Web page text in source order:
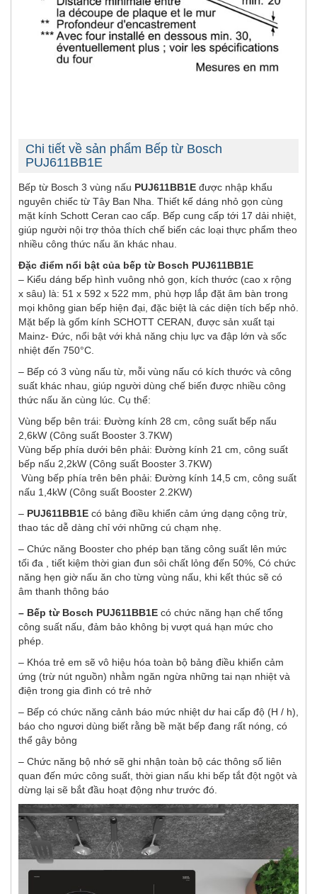
Chi tiết về sản phẩm Bếp từ Bosch
PUJ611BB1E
Bếp từ Bosch 3 vùng nấu PUJ611BB1E được nhập khẩu
nguyên chiếc từ Tây Ban Nha. Thiết kế dáng nhỏ gọn cùng
mặt kính Schott Ceran cao cấp. Bếp cung cấp tới 17 dải nhiệt,
giúp người nội trợ thỏa thích chế biến các loại thực phẩm theo
nhiều công thức nấu ăn khác nhau.
Đặc điểm nổi bật của bếp từ Bosch PUJ611BB1E
– Kiểu dáng bếp hình vuông nhỏ gọn, kích thước (cao x rộng
x sâu) là: 51 x 592 x 522 mm, phù hợp lắp đặt âm bàn trong
mọi không gian bếp hiện đại, đặc biệt là các diện tích bếp nhỏ.
Mặt bếp là gốm kính SCHOTT CERAN, được sản xuất tại
Mainz- Đức, nổi bật với khả năng chịu lực va đập lớn và sốc
nhiệt đến 750°C.
– Bếp có 3 vùng nấu từ, mỗi vùng nấu có kích thước và công
suất khác nhau, giúp người dùng chế biến được nhiều công
thức nấu ăn cùng lúc. Cụ thể:
Vùng bếp bên trái: Đường kính 28 cm, công suất bếp nấu
2,6kW (Công suất Booster 3.7KW)
Vùng bếp phía dưới bên phải: Đường kính 21 cm, công suất
bếp nấu 2,2kW (Công suất Booster 3.7KW)
Vùng bếp phía trên bên phải: Đường kính 14,5 cm, công suất
nấu 1,4kW (Công suất Booster 2.2KW)
– PUJ611BB1E có bảng điều khiển cảm ứng dạng cộng trừ,
thao tác dễ dàng chỉ với những cú chạm nhẹ.
– Chức năng Booster cho phép bạn tăng công suất lên mức
tối đa , tiết kiệm thời gian đun sôi chất lỏng đến 50%, Có chức
năng hẹn giờ nấu ăn cho từng vùng nấu, khi kết thúc sẽ có
âm thanh thông báo
– Bếp từ Bosch PUJ611BB1E có chức năng hạn chế tổng
công suất nấu, đảm bảo không bị vượt quá hạn mức cho
phép.
– Khóa trẻ em sẽ vô hiệu hóa toàn bộ bảng điều khiển cảm
ứng (trừ nút nguồn) nhằm ngăn ngừa những tai nạn nhiệt và
điện trong gia đình có trẻ nhở
– Bếp có chức năng cảnh báo mức nhiệt dư hai cấp độ (H / h),
báo cho ngươi dùng biết rằng bề mặt bếp đang rất nóng, có
thể gây bỏng
– Chức năng bộ nhớ sẽ ghi nhận toàn bộ các thông số liên
quan đến mức công suất, thời gian nấu khi bếp tắt đột ngột và
dừng lại sẽ bắt đầu hoạt động như trước đó.